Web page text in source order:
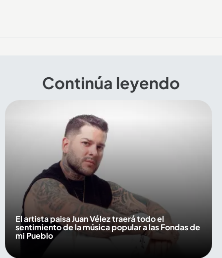
Continúa leyendo
El artista paisa Juan Vélez traerá todo el
sentimiento de la música popular a las Fondas de
mi Pueblo